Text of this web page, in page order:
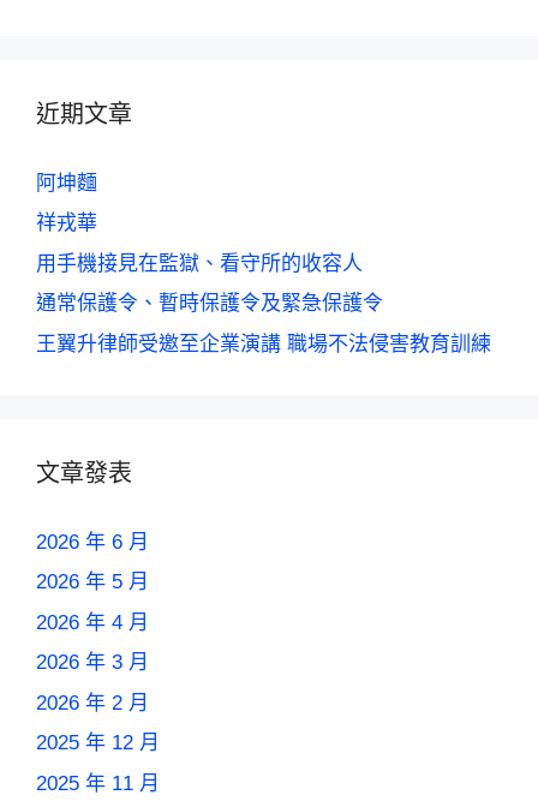
近期文章
阿坤麵
祥戎華
用手機接見在監獄、看守所的收容人
通常保護令、暫時保護令及緊急保護令
王翼升律師受邀至企業演講 職場不法侵害教育訓練
文章發表
2026 年 6 月
2026 年 5 月
2026 年 4 月
2026 年 3 月
2026 年 2 月
2025 年 12 月
2025 年 11 月